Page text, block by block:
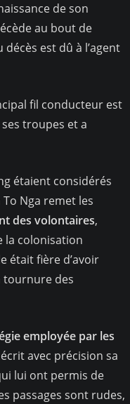
de son
au bout de
est dû à l’agent
fil conducteur est
troupes et a
étaient considérés
Nga remet les
des volontaires,
la colonisation
était fière d’avoir
tournure des
employée par les
avec précision sa
lui ont permis de
passages sont rudes,